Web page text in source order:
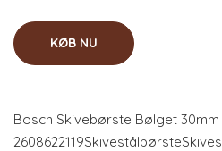
KØB NU
Bosch Skivebørste Bølget 30mm